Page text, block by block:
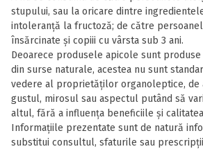
stupului, sau la oricare dintre
intoleranță la fructoză; de către
însărcinate și copiii cu vârsta sub 3 ani.
Deoarece produsele apicole sunt
din surse naturale, acestea nu sunt
vedere al proprietăților organoleptice, de
gustul, mirosul sau aspectul putând să
altul, fără a influența beneficiile și
Informațiile prezentate sunt de natură
substitui consultul, sfaturile sau